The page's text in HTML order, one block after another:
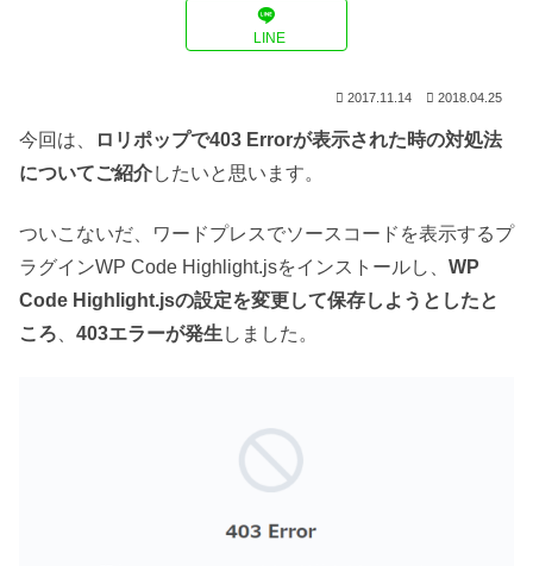
LINE
2017.11.14 2018.04.25
今回は、
ロリポップで403 Errorが表示された時の対処法
についてご紹介したいと思います。
ついこないだ、ワードプレスでソースコードを表示するプ
ラグインWP Code Highlight.jsをインストールし、 WP
Code Highlight.jsの設定を変更して保存しようとしたと
ころ
403エラーが発生 しました。